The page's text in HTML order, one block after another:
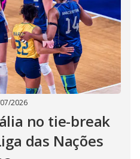
2026
no tie-break
das Nações